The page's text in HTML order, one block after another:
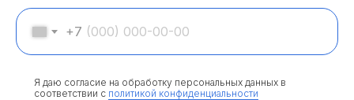
+7
Я даю согласие на обработку персональных данных в
соответствии с политикой конфиденциальности